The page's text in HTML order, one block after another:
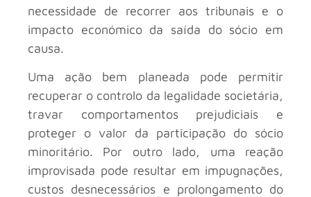
necessidade de recorrer aos tribunais e o
impacto económico da saída do sócio em
causa.
Uma ação bem planeada pode permitir
recuperar o controlo da legalidade societária,
travar comportamentos prejudiciais e
proteger o valor da participação do sócio
minoritário. Por outro lado, uma reação
improvisada pode resultar em impugnações,
custos desnecessários e prolongamento do